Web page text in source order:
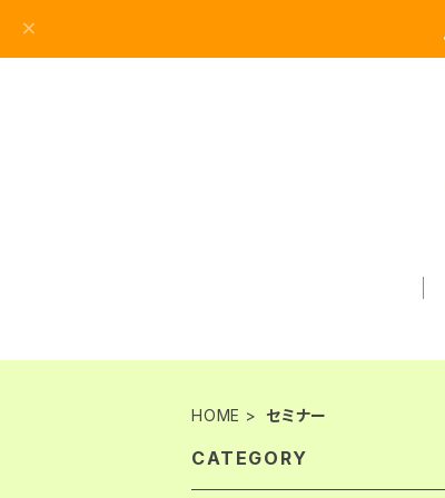
HOME セミナー
CATEGORY